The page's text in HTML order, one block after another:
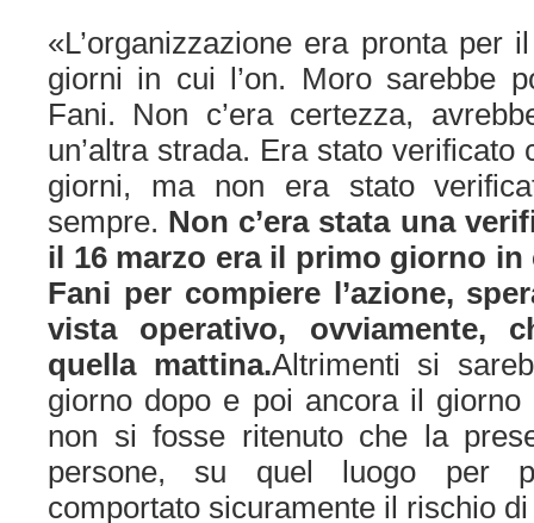
«L’organizzazione era pronta per
giorni in cui l’on. Moro sarebbe
Fani. Non c’era certezza,
un’altra strada. Era stato verificato
giorni, ma non era stato
sempre. Non c’era stata una
il 16 marzo era il primo giorno in
Fani per compiere l’azione,
vista operativo, ovviamente,
quella mattina.Altrimenti si
giorno dopo e poi ancora il giorno
non si fosse ritenuto che la
persone, su quel luogo per
comportato sicuramente il rischio